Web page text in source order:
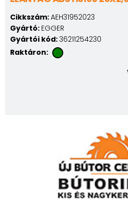
Cikkszám:AEH31952023
Gyártó: EGGER
Gyártói kód:36211254230
Raktáron: